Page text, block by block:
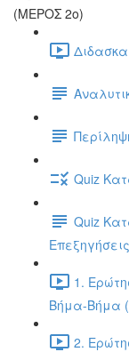
(ΜΕΡΟΣ 2ο)
Quiz
Quiz
Επεξηγήσεις
1.
Βήμα-Βήμα
2.